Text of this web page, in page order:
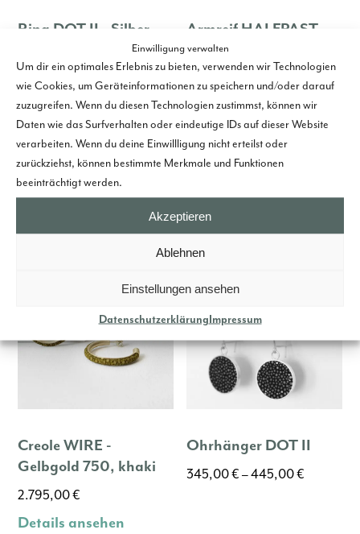
Einwilligung verwalten
Um dir ein optimales Erlebnis zu bieten, verwenden wir Technologien
wie Cookies, um Geräteinformationen zu speichern und/oder darauf
zuzugreifen. Wenn du diesen Technologien zustimmst, können wir
Daten wie das Surfverhalten oder eindeutige IDs auf dieser Website
verarbeiten. Wenn du deine Einwillligung nicht erteilst oder
zurückziehst, können bestimmte Merkmale und Funktionen
beeinträchtigt werden.
Akzeptieren
Ablehnen
Einstellungen ansehen
DatenschutzerklärungImpressum
Ring DOT II - Silber,
325,00€
Details ansehen
Armreif HALFPAST -
Silber, schwarz,
Rochenleder
395,00€
Details ansehen
Ähnliche Produkte
Creole WIRE -
Gelbgold 750, khaki
2.795,00€
Details ansehen
Ohrhänger DOT II
345,00€–445,00€